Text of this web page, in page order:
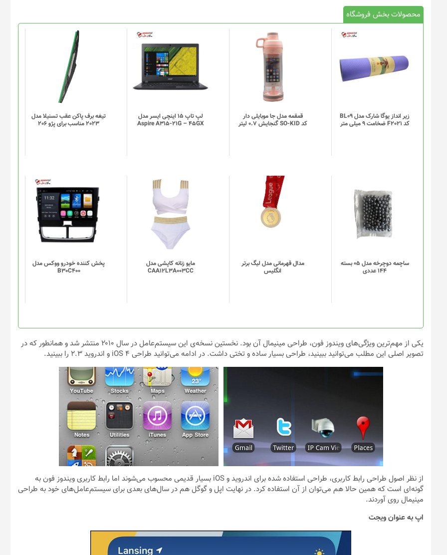
محصولات بخش فروشگاه
زیر انداز یوگا شارک مدل BL09
کد F2021 ضخامت 9 میلی متر
قمقمه مدل جا موبایلی دار
کد SO-KID گنجایش 0.7 لیتر
این
محصول
دارای
انواع
مختلفی
می
گزینه
ها
محصول
انتخاب
شوند
لپ تاپ 15 اینچی ایسر مدل
Aspire A315-21G – 45GX
تیغه برف پاکن عقب تسنیلا مدل
2023 مناسب برای پژو 206
ساچمه دوچرخه مدل 05 بسته
144 عددی
این
محصول
دارای
انواع
مختلفی
گزینه
ها
محصول
انتخاب
شوند
مدال قهرمانی مدل لیگ برتر
انگلیس
این
محصول
دارای
انواع
گزینه
ها
محصول
انتخاب
شوند
مایو زنانه کاپشی مدل
CAA12L3A003CC
این
محصول
دارای
انواع
مختلفی
می
گزینه
ها
محصول
انتخاب
شوند
پخش کننده خودرو ووکس مدل
B30C400
یکی از مهم‌ترین ویژگی‌های ویندوز فون، طراحی مینیمال آن بود. نخستین نسخه‌ی این سیستم‌عامل در سال ۲۰۱۰ منتشر شد و همانطور که در
تصویر اصلی این مطلب می‌توانید ببینید، طراحی بسیار ساده و تختی داشت. در ادامه می‌توانید طراحی iOS 4 و اندروید ۲.۳ را ببینید.
از نظر اصول طراحی رابط کاربری، طراحی استفاده شده برای اندروید و iOS بسیار قدیمی محسوب می‌شوند اما رابط کاربری ویندوز فون به
گونه‌ای است که همین حالا هم می‌توان از آن استفاده کرد. در نهایت اپل و گوگل هم در سال‌های بعدی برای سیستم‌عامل‌های خود به طراحی
مینیمال روی آوردند.
اپ به عنوان ویجت